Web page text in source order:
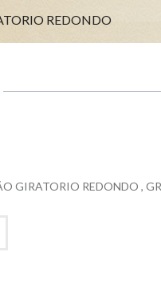
REDONDO
GIRATORIO REDONDO ,